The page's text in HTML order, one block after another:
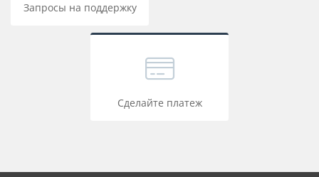
Запросы на поддержку
Сделайте платеж